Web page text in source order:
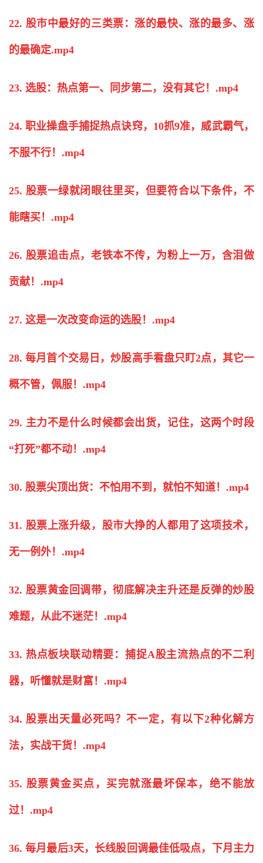
22. 股市中最好的三类票：涨的最快、涨的最多、涨
的最确定.mp4
23. 选股：热点第一、同步第二，没有其它！.mp4
24. 职业操盘手捕捉热点诀窍，10抓9准，威武霸气，
不服不行！.mp4
25. 股票一绿就闭眼往里买，但要符合以下条件，不
能瞎买！.mp4
26. 股票追击点，老铁本不传，为粉上一万，含泪做
贡献！.mp4
27. 这是一次改变命运的选股！.mp4
28. 每月首个交易日，炒股高手看盘只盯2点，其它一
概不管，佩服！.mp4
29. 主力不是什么时候都会出货，记住，这两个时段
“打死”都不动！.mp4
30. 股票尖顶出货：不怕用不到，就怕不知道！.mp4
31. 股票上涨升级，股市大挣的人都用了这项技术，
无一例外！.mp4
32. 股票黄金回调带，彻底解决主升还是反弹的炒股
难题，从此不迷茫！.mp4
33. 热点板块联动精要：捕捉A股主流热点的不二利
器，听懂就是财富！.mp4
34. 股票出天量必死吗？不一定，有以下2种化解方
法，实战干货！.mp4
35. 股票黄金买点，买完就涨最坏保本，绝不能放
过！.mp4
36. 每月最后3天，长线股回调最佳低吸点，下月主力